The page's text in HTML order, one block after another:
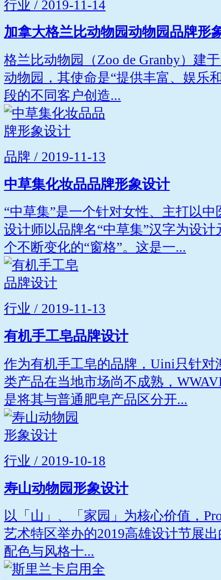
行业 / 2019-11-14
加拿大格兰比动物园动物园品牌形
格兰比动物园（Zoo de Granby）建
动物园，其使命是“提供丰富、娱乐
段的不同客户创造...
品牌 / 2019-11-13
中草集化妆品品牌形象设计
“中草集”是一个针对女性、主打以
设计师以品牌名“中草集”汉字为设
个不断变化的“窗格”。这是一...
行业 / 2019-11-13
有机手工皂品牌设计
作为有机手工皂的品牌，Uini只针对
类产品在当地市场尚不成熟，
是将其与普通肥皂产品区分开...
行业 / 2019-10-18
寿山动物园形象设计
以「山」、「家园」为核心价值，
艺术特区举办的2019高雄设计节展
配色与风格十...